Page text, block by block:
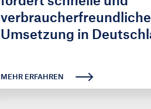
verbraucherfreundliche
Umsetzung in
MEHR ERFAHREN